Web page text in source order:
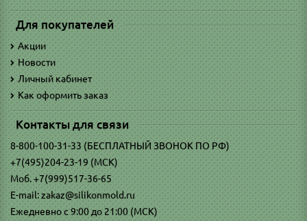
Для покупателей
Акции
Новости
Личный кабинет
Как оформить заказ
Контакты для связи
8-800-100-31-33 (БЕСПЛАТНЫЙ ЗВОНОК ПО РФ)
+7(495)204-23-19 (МСК)
Моб. +7(999)517-36-65
E-mail: zakaz@silikonmold.ru
Ежедневно с 9:00 до 21:00 (МСК)